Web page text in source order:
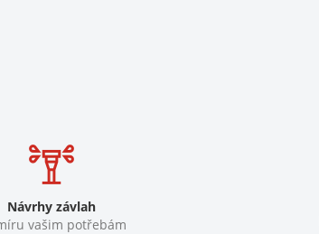
Návrhy závlah
vašim potřebám